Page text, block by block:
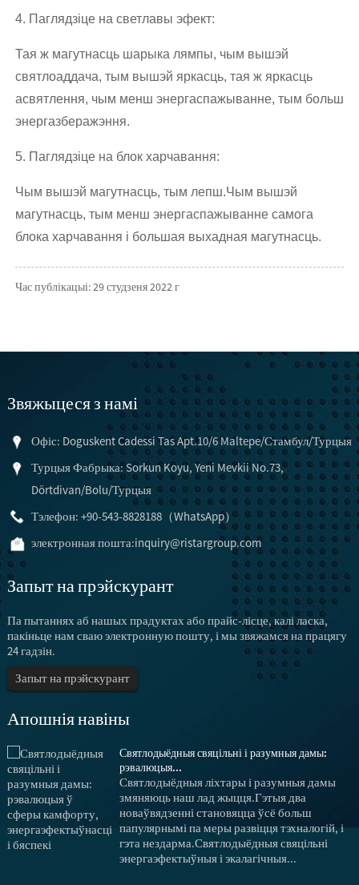
4. Паглядзіце на светлавы эфект:
Тая ж магутнасць шарыка лямпы, чым вышэй
святлоаддача, тым вышэй яркасць, тая ж яркасць
асвятлення, чым менш энергаспажыванне, тым больш
энергазберажэння.
5. Паглядзіце на блок харчавання:
Чым вышэй магутнасць, тым лепш.Чым вышэй
магутнасць, тым менш энергаспажыванне самога
блока харчавання і большая выхадная магутнасць.
Час публікацыі: 29 студзеня 2022 г
Звяжыцеся з намі
Офіс: Doguskent Cadessi Tas Apt.10/6 Maltepe/Стамбул/Турцыя
Турцыя Фабрыка: Sorkun Koyu, Yeni Mevkii No.73,
Dörtdivan/Bolu/Турцыя
Тэлефон: +90-543-8828188（WhatsApp）
электронная пошта:inquiry@ristargroup.com
Запыт на прэйскурант
Па пытаннях аб нашых прадуктах або прайс-лісце, калі ласка,
пакіньце нам сваю электронную пошту, і мы звяжамся на працягу
24 гадзін.
Запыт на прэйскурант
Апошнія навіны
Святлодыёдныя свяцільні і разумныя дамы:
рэвалюцыя...
Святлодыёдныя ліхтары і разумныя дамы
змяняюць наш лад жыцця.Гэтыя два
новаўвядзенні становяцца ўсё больш
папулярнымі па меры развіцця тэхналогій, і
гэта нездарма.Святлодыёдныя свяцільні
энергаэфектыўныя і экалагічныя...